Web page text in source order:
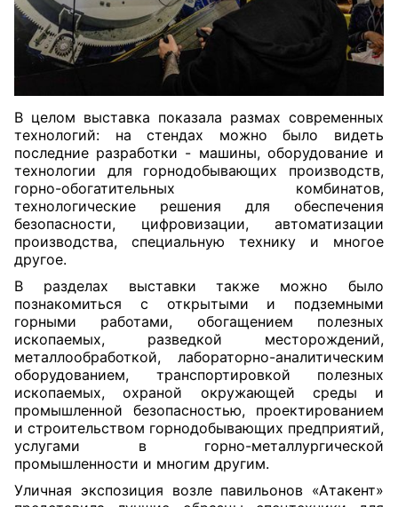
В целом выставка показала размах современных
технологий: на стендах можно было видеть
последние разработки - машины, оборудование и
технологии для горнодобывающих производств,
горно-обогатительных комбинатов,
технологические решения для обеспечения
безопасности, цифровизации, автоматизации
производства, специальную технику и многое
другое.
В разделах выставки также можно было
познакомиться с открытыми и подземными
горными работами, обогащением полезных
ископаемых, разведкой месторождений,
металлообработкой, лабораторно-аналитическим
оборудованием, транспортировкой полезных
ископаемых, охраной окружающей среды и
промышленной безопасностью, проектированием
и строительством горнодобывающих предприятий,
услугами в горно-металлургической
промышленности и многим другим.
Уличная экспозиция возле павильонов «Атакент»